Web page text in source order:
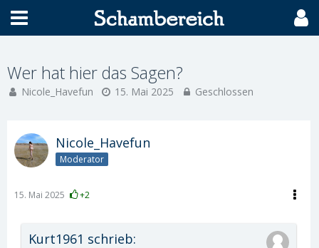
Wer hat hier das Sagen?
Nicole_Havefun 15. Mai 2025 Geschlossen
Nicole_Havefun
Moderator
15. Mai 2025 +2
Kurt1961 schrieb: